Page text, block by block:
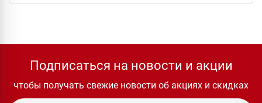
Подписаться на новости и акции
чтобы получать свежие новости об акциях и скидках